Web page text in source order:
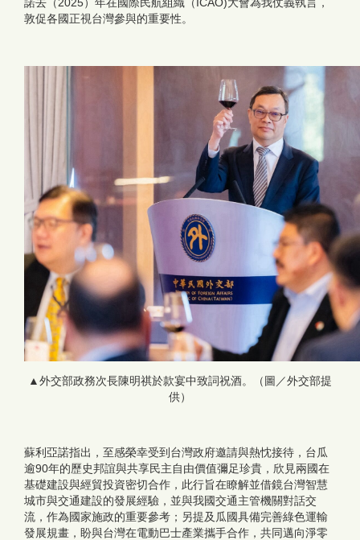
敦促各國正視台灣參與的重要性。
▲外交部政務次長陳明祺於款宴中致詞祝酒。（圖／外交部提
供）
蘇利亞諾指出，至感榮幸受到台灣政府邀請與熱忱接待，台瓜
逾90年的歷史邦誼與共享民主自由價值彌足珍貴，欣見兩國在
基礎建設與經貿投資密切合作，此行旨在瞭解並借鏡台灣智慧
城市與交通建設的發展經驗，並與我國交通主管機關對話交
流，作為國家施政的重要參考；另提及瓜國具備完善綠色運輸
發展規畫，盼與台灣在電動巴士產業攜手合作，共同邁向淨零